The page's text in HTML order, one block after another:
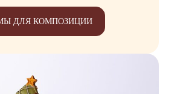
ДЛЯ КОМПОЗИЦИИ